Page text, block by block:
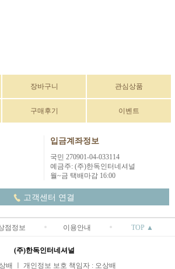
장바구니 관심상품
구매후기 이벤트
입금계좌정보
국민 270901-04-033114
예금주: (주)한독인터네셔널
월~금 택배마감 16:00
고객센터 연결
점정보 이용안내 TOP ▲
(주)한독인터네셔널
배 ㅣ 개인정보 보호 책임자 : 오상배